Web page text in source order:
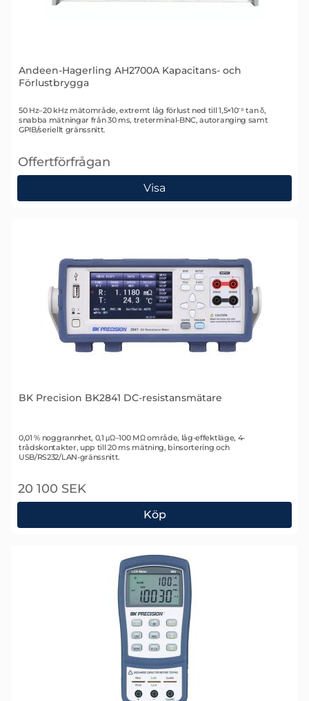
Andeen-Hagerling AH2700A Kapacitans- och
Förlustbrygga
Art. nr 1033
50 Hz–20 kHz mätområde, extremt låg förlust ned till 1,5×10⁻⁸ tan δ,
snabba mätningar från 30 ms, treterminal-BNC, autoranging samt
GPIB/seriellt gränssnitt.
Offertförfrågan
, Andeen-Hagerling AH2700A Kapacitans- och
Visa
BK Precision BK2841 DC-resistansmätare
Art. nr 2376
0,01 % noggrannhet, 0,1 μΩ–100 MΩ område, låg-effektläge, 4-
trådskontakter, upp till 20 ms mätning, binsortering och
USB/RS232/LAN-gränssnitt.
20 100 SEK
Köp
BK Precision BK2841 DC-resistansmätare